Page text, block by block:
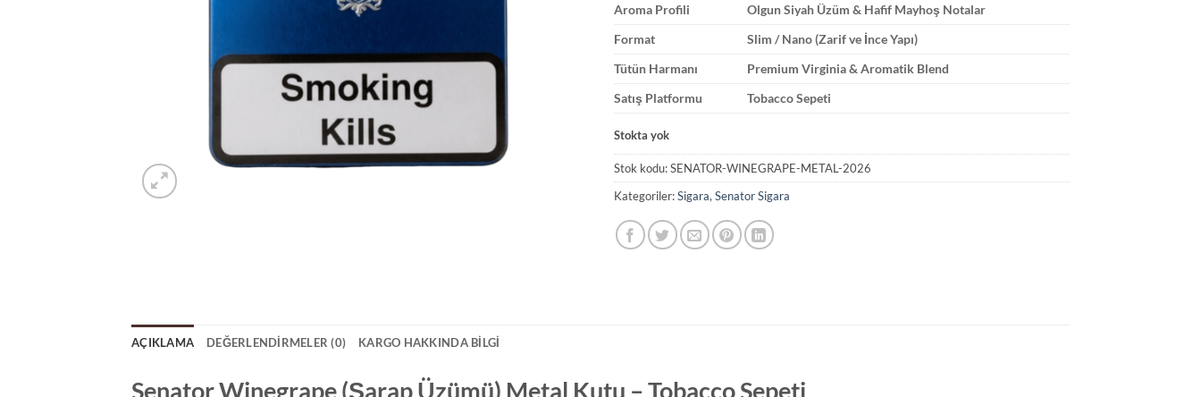
Aroma Profili
Olgun Siyah Üzüm & Hafif Mayhoş Notalar
Format
Slim / Nano (Zarif ve İnce Yapı)
Tütün Harmanı
Premium Virginia & Aromatik Blend
Satış Platformu
Tobacco Sepeti
Stokta yok
Stok kodu:SENATOR-WINEGRAPE-METAL-2026
Kategoriler:Sigara, Senator Sigara
AÇIKLAMA DEĞERLENDIRMELER (0) KARGO HAKKINDA BILGI
Senator Winegrape (Şarap Üzümü) Metal Kutu – Tobacco Sepeti